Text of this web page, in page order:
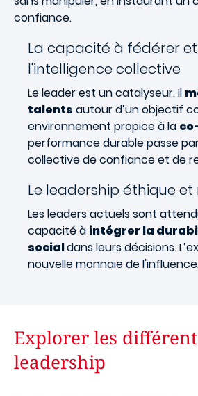
confiance.
La capacité à fédérer
l'intelligence collective
Le leader est un catalyseur. Il
talents autour d’un objectif
environnement propice à la
performance durable passe
collective de confiance et de
Le leadership éthique
Les leaders actuels sont
capacité à intégrer la
socialdans leurs décisions.
nouvelle monnaie de
Explorer les
leadership